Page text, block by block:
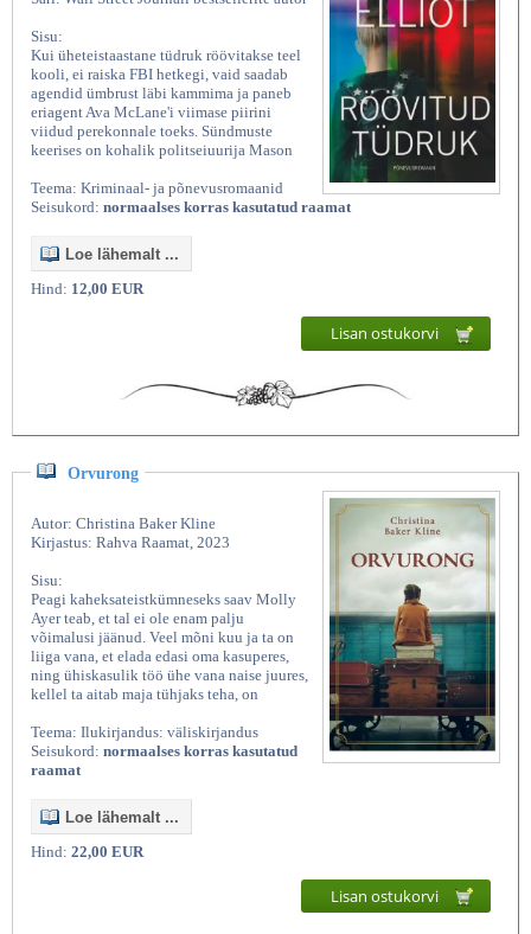
Sisu:
Kui üheteistaastane tüdruk röövitakse teel
kooli, ei raiska FBI hetkegi, vaid saadab
agendid ümbrust läbi kammima ja paneb
eriagent Ava McLane'i viimase piirini
viidud perekonnale toeks. Sündmuste
keerises on kohalik politseiuurija Mason
Teema: Kriminaal- ja põnevusromaanid
Seisukord: normaalses korras kasutatud raamat
Loe lähemalt ...
Hind: 12,00 EUR
Lisan ostukorvi
Orvurong
Autor: Christina Baker Kline
Kirjastus: Rahva Raamat, 2023
Sisu:
Peagi kaheksateistkümneseks saav Molly
Ayer teab, et tal ei ole enam palju
võimalusi jäänud. Veel mõni kuu ja ta on
liiga vana, et elada edasi oma kasuperes,
ning ühiskasulik töö ühe vana naise juures,
kellel ta aitab maja tühjaks teha, on
Teema: Ilukirjandus: väliskirjandus
Seisukord: normaalses korras kasutatud
raamat
Loe lähemalt ...
Hind: 22,00 EUR
Lisan ostukorvi